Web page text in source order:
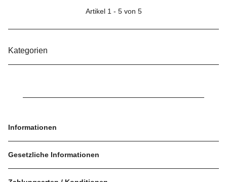
Artikel 1 - 5 von 5
Kategorien
Informationen
Gesetzliche Informationen